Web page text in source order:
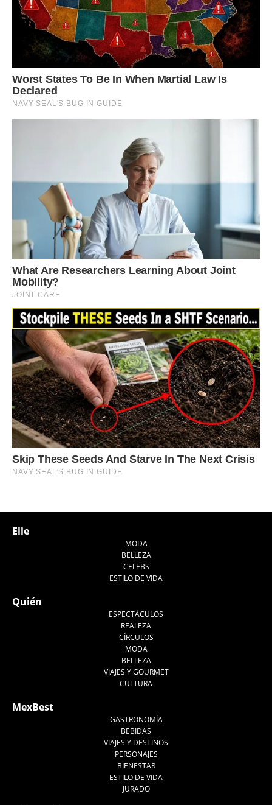
Elle
MODA
BELLEZA
CELEBS
ESTILO DE VIDA
Quién
ESPECTÁCULOS
REALEZA
CÍRCULOS
MODA
BELLEZA
VIAJES Y GOURMET
CULTURA
MexBest
GASTRONOMÍA
BEBIDAS
VIAJES Y DESTINOS
PERSONAJES
BIENESTAR
ESTILO DE VIDA
JURADO